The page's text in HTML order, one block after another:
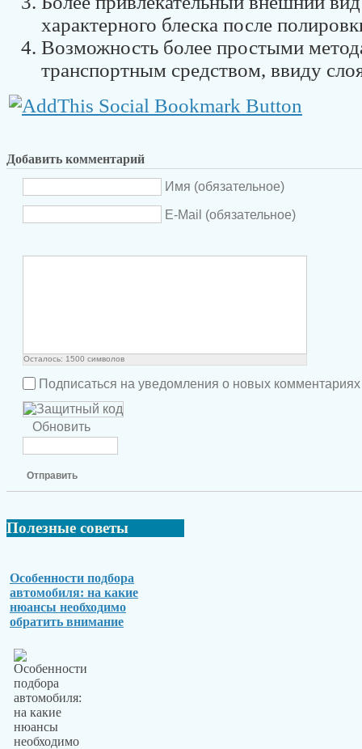
характерного блеска после
Возможность более простыми
транспортным средством, ввиду
Добавить комментарий
Имя (обязательное)
E-Mail (обязательное)
Осталось: 1500 символов
Подписаться на уведомления о новых комментариях
Обновить
Отправить
Полезные советы
Особенности подбора
автомобиля: на какие
нюансы необходимо
обратить внимание